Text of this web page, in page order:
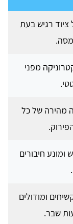
ציוד רגיש בעת
מפני
מהירה של כל
חיבורים
ומודולים
שבר.